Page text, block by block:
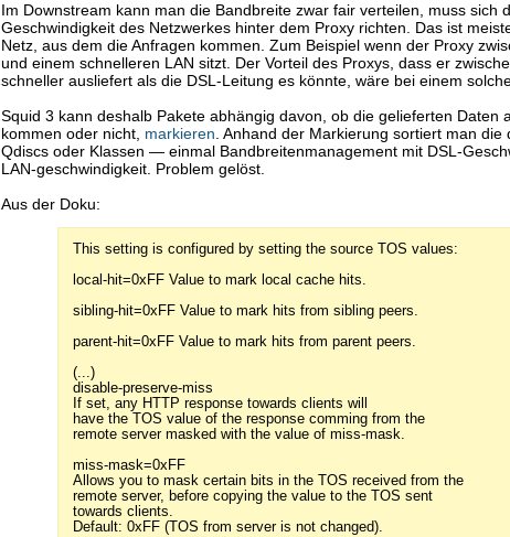
Im Downstream kann man die Bandbreite zwar fair verteilen, muss sich
Geschwindigkeit des Netzwerkes hinter dem Proxy richten. Das ist
Netz, aus dem die Anfragen kommen. Zum Beispiel wenn der Proxy
und einem schnelleren LAN sitzt. Der Vorteil des Proxys, dass er
schneller ausliefert als die DSL-Leitung es könnte, wäre bei einem
Squid 3 kann deshalb Pakete abhängig davon, ob die gelieferten Daten
kommen oder nicht, markieren . Anhand der Markierung sortiert man
Qdiscs oder Klassen — einmal Bandbreitenmanagement mit DSL-
LAN-geschwindigkeit. Problem gelöst.
Aus der Doku:
This setting is configured by setting the source TOS values:
local-hit=0xFF Value to mark local cache hits.
sibling-hit=0xFF Value to mark hits from sibling peers.
parent-hit=0xFF Value to mark hits from parent peers.
(...)
disable-preserve-miss
If set, any HTTP response towards clients will
have the TOS value of the response comming from the
remote server masked with the value of miss-mask.
miss-mask=0xFF
Allows you to mask certain bits in the TOS received from the
remote server, before copying the value to the TOS sent
towards clients.
Default: 0xFF (TOS from server is not changed).